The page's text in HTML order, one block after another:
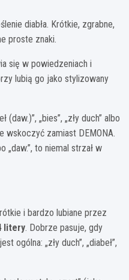
diabła. Krótkie, zgrabne,
proste znaki.
się w powiedzeniach i
lubią go jako stylizowany
„bies”, „zły duch” albo
wskoczyć zamiast DEMONA.
„daw.”, to niemal strzał w
i bardzo lubiane przez
litery. Dobrze pasuje, gdy
ogólna: „zły duch”, „diabeł”,